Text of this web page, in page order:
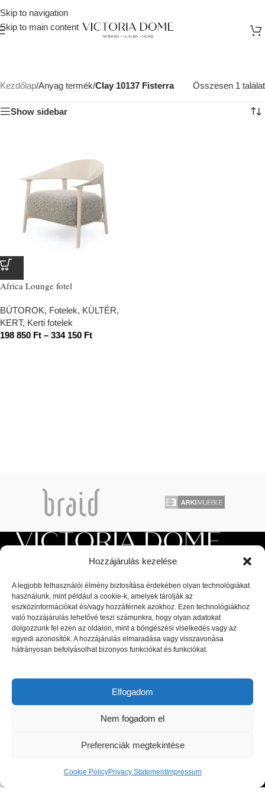
Hozzájárulás kezelése
A legjobb felhasználói élmény biztosítása érdekében olyan technológiákat
használunk, mint például a cookie-k, amelyek tárolják az
eszközinformációkat és/vagy hozzáférnek azokhoz. Ezen technológiákhoz
való hozzájárulás lehetővé teszi számunkra, hogy olyan adatokat
dolgozzunk fel ezen az oldalon, mint a böngészési viselkedés vagy az
egyedi azonosítók. A hozzájárulás elmaradása vagy visszavonása
hátrányosan befolyásolhat bizonyos funkciókat és funkciókat.
Elfogadom
Nem fogadom el
Preferenciák megtekintése
Cookie PolicyPrivacy StatementImpressum
Skip to navigation
Skip to main content
Kezdőlap/Anyag termék/Clay 10137 Fisterra Összesen 1 találat
Show sidebar
Africa Lounge fotel
BÚTOROK, Fotelek, KÜLTÉR,
KERT, Kerti fotelek
198 850 Ft – 334 150 Ft
Luxus beltéri és kültéri bútorok, valamint magas minőségű
kiegészítők a lakberendezési piac legnagyobb kiválóságaitól: olasz,
spanyol, portugál és skandináv dizájnerek díjnyertes termékei, a
1044 Budapest, Megyeri út 53.
Telefon: +36 30 8 177 177
Email: hello@victoriadome.com
LEGUTÓBBI BEJEGYZÉSEK